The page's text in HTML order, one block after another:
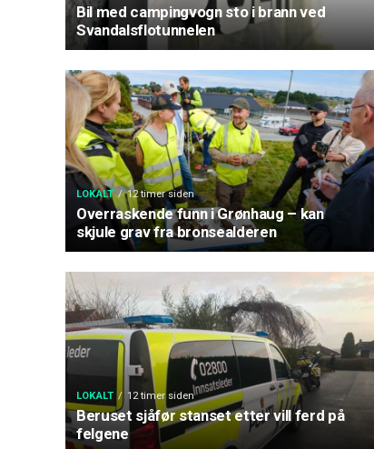
Bil med campingvogn sto i brann ved
Svandalsflotunnelen
LOKALT 12 timer siden
Overraskende funn i Grønhaug – kan
skjule grav fra bronsealderen
LOKALT 12 timer siden
Beruset sjåfør stanset etter vill ferd på
felgene